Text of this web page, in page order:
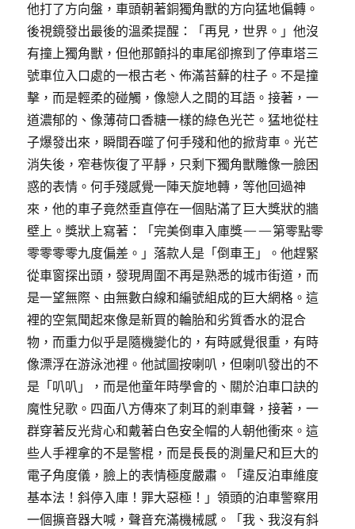
他打了方向盤，車頭朝著銅獨角獸的方向猛地偏轉。
後視鏡發出最後的溫柔提醒：「再見，世界。」他沒
有撞上獨角獸，但他那顫抖的車尾卻擦到了停車塔三
號車位入口處的一根古老、佈滿苔蘚的柱子。不是撞
擊，而是輕柔的碰觸，像戀人之間的耳語。接著，一
道濃郁的、像薄荷口香糖一樣的綠色光芒。猛地從柱
子爆發出來，瞬間吞噬了何手殘和他的掀背車。光芒
消失後，窄巷恢復了平靜，只剩下獨角獸雕像一臉困
惑的表情。何手殘感覺一陣天旋地轉，等他回過神
來，他的車子竟然垂直停在一個貼滿了巨大獎狀的牆
壁上。獎狀上寫著：「完美倒車入庫獎——第零點零
零零零零九度偏差。」落款人是「倒車王」。他趕緊
從車窗探出頭，發現周圍不再是熟悉的城市街道，而
是一望無際、由無數白線和編號組成的巨大網格。這
裡的空氣聞起來像是新買的輪胎和劣質香水的混合
物，而重力似乎是隨機變化的，有時感覺很重，有時
像漂浮在游泳池裡。他試圖按喇叭，但喇叭發出的不
是「叭叭」，而是他童年時學會的、關於泊車口訣的
魔性兒歌。四面八方傳來了刺耳的剎車聲，接著，一
群穿著反光背心和戴著白色安全帽的人朝他衝來。這
些人手裡拿的不是警棍，而是長長的測量尺和巨大的
電子角度儀，臉上的表情極度嚴肅。「違反泊車維度
基本法！斜停入庫！罪大惡極！」領頭的泊車警察用
一個擴音器大喊，聲音充滿機械感。「我、我沒有斜